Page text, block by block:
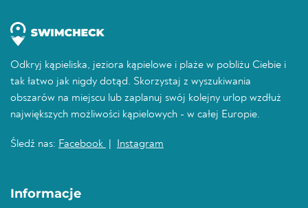
Odkryj kąpieliska, jeziora kąpielowe i plaże w pobliżu Ciebie i
tak łatwo jak nigdy dotąd. Skorzystaj z wyszukiwania
obszarów na miejscu lub zaplanuj swój kolejny urlop wzdłuż
największych możliwości kąpielowych - w całej Europie.
Śledź nas: Facebook Instagram
Informacje